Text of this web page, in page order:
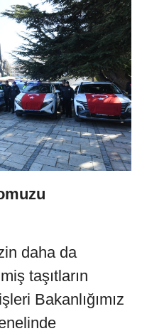
daha da
taşıtların
Bakanlığımız